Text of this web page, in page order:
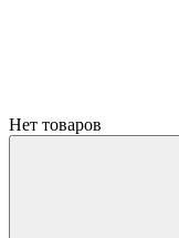
Нет товаров